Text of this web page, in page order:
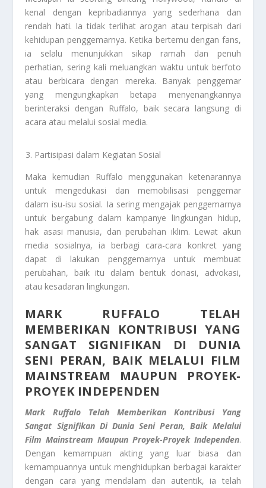
kenal dengan kepribadiannya yang sederhana dan
rendah hati. Ia tidak terlihat arogan atau terpisah dari
kehidupan penggemarnya. Ketika bertemu dengan fans,
ia selalu menunjukkan sikap ramah dan penuh
perhatian, sering kali meluangkan waktu untuk berfoto
atau berbicara dengan mereka. Banyak penggemar
yang mengungkapkan betapa menyenangkannya
berinteraksi dengan Ruffalo, baik secara langsung di
acara atau melalui sosial media.
Partisipasi dalam Kegiatan Sosial
Maka kemudian Ruffalo menggunakan ketenarannya
untuk mengedukasi dan memobilisasi penggemar
dalam isu-isu sosial. Ia sering mengajak penggemarnya
untuk bergabung dalam kampanye lingkungan hidup,
hak asasi manusia, dan perubahan iklim. Lewat akun
media sosialnya, ia berbagi cara-cara konkret yang
dapat di lakukan penggemarnya untuk membuat
perubahan, baik itu dalam bentuk donasi, advokasi,
atau kesadaran lingkungan.
MARK RUFFALO TELAH
MEMBERIKAN KONTRIBUSI YANG
SANGAT SIGNIFIKAN DI DUNIA
SENI PERAN, BAIK MELALUI FILM
MAINSTREAM MAUPUN PROYEK-
PROYEK INDEPENDEN
Mark Ruffalo Telah Memberikan Kontribusi Yang
Sangat Signifikan Di Dunia Seni Peran, Baik Melalui
Film Mainstream Maupun Proyek-Proyek Independen.
Dengan kemampuan akting yang luar biasa dan
kemampuannya untuk menghidupkan berbagai karakter
dengan cara yang mendalam dan autentik, ia telah